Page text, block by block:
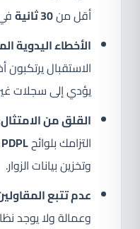
أقل من30 ثانية
الأخطاء اليدوية
الاستقبال يرتكبون
يؤدي إلى سجلات
القلق من
التزامك بلوائحPDPL
وتخزين بيانات الزوار.
عدم تتبع
وعمالة ولا يوجد